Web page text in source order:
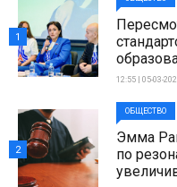
12:55 | 05-03-
1
ОБЩЕСТВО
Эмма
по
2